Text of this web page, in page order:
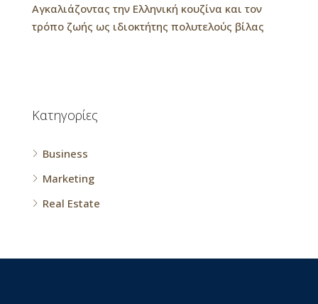
Αγκαλιάζοντας την Ελληνική κουζίνα και τον
τρόπο ζωής ως ιδιοκτήτης πολυτελούς βίλας
Kατηγορίες
Business
Marketing
Real Estate